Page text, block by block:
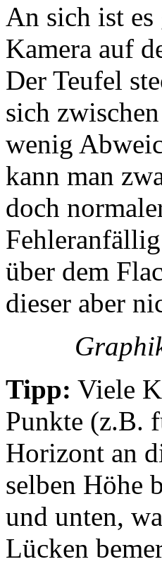
An sich ist
Kamera auf
Der Teufel
sich
wenig
kann man
doch
über dem
dieser aber
Tipp: Viele
Punkte (z.B.
Horizont an
selben Höhe
und unten,
Lücken